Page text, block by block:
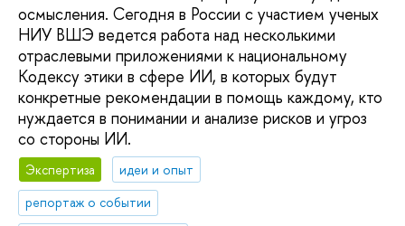
осмысления. Сегодня в России с участием ученых
НИУ ВШЭ ведется работа над несколькими
отраслевыми приложениями к национальному
Кодексу этики в сфере ИИ, в которых будут
конкретные рекомендации в помощь каждому, кто
нуждается в понимании и анализе рисков и угроз
со стороны ИИ.
Экспертиза
идеи и опыт
репортаж о событии